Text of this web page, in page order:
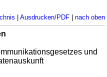
| Ausdrucken/PDF| nach oben
und